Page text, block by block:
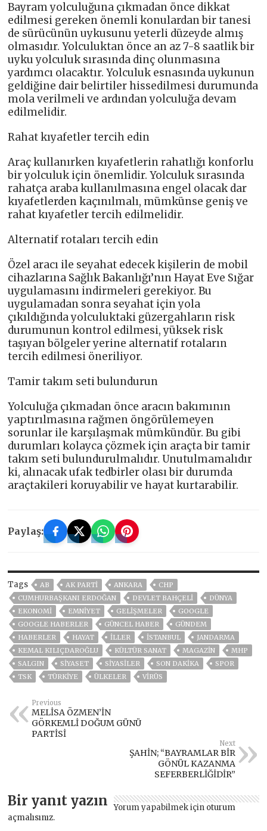
Bayram yolculuğuna çıkmadan önce dikkat
edilmesi gereken önemli konulardan bir tanesi
de sürücünün uykusunu yeterli düzeyde almış
olmasıdır. Yolculuktan önce an az 7-8 saatlik bir
uyku yolculuk sırasında dinç olunmasına
yardımcı olacaktır. Yolculuk esnasında uykunun
geldiğine dair belirtiler hissedilmesi durumunda
mola verilmeli ve ardından yolculuğa devam
edilmelidir.
Rahat kıyafetler tercih edin
Araç kullanırken kıyafetlerin rahatlığı konforlu
bir yolculuk için önemlidir. Yolculuk sırasında
rahatça araba kullanılmasına engel olacak dar
kıyafetlerden kaçınılmalı, mümkünse geniş ve
rahat kıyafetler tercih edilmelidir.
Alternatif rotaları tercih edin
Özel aracı ile seyahat edecek kişilerin de mobil
cihazlarına Sağlık Bakanlığı’nın Hayat Eve Sığar
uygulamasını indirmeleri gerekiyor. Bu
uygulamadan sonra seyahat için yola
çıkıldığında yolculuktaki güzergahların risk
durumunun kontrol edilmesi, yüksek risk
taşıyan bölgeler yerine alternatif rotaların
tercih edilmesi öneriliyor.
Tamir takım seti bulundurun
Yolculuğa çıkmadan önce aracın bakımının
yaptırılmasına rağmen öngörülemeyen
sorunlar ile karşılaşmak mümkündür. Bu gibi
durumları kolayca çözmek için araçta bir tamir
takım seti bulundurulmalıdır. Unutulmamalıdır
ki, alınacak ufak tedbirler olası bir durumda
araçtakileri koruyabilir ve hayat kurtarabilir.
Paylaş:
Tags AB AK PARTİ ANKARA
CHP
CUMHURBAŞKANI ERDOĞAN
DEVLET BAHÇELİ
DÜNYA
EKONOMİ
EMNİYET GELIŞMELER
GOOGLE
GOOGLE HABERLER
GÜNCEL HABER
GÜNDEM
HABERLER
HAYAT İLLER ISTANBUL
JANDARMA
KEMAL KILIÇDAROĞLU
KÜLTÜR SANAT MAGAZİN
MHP
SALGIN
SİYASET SİYASİLER SON DAKIKA
SPOR
TSK
TÜRKİYE ÜLKELER VIRÜS
Previous
MELİSA ÖZMEN’İN
GÖRKEMLİ DOĞUM GÜNÜ
PARTİSİ
Next
ŞAHİN; “BAYRAMLAR BİR
GÖNÜL KAZANMA
SEFERBERLİĞİDİR”
Bir yanıt yazın Yorum yapabilmek için oturum
açmalısınız.